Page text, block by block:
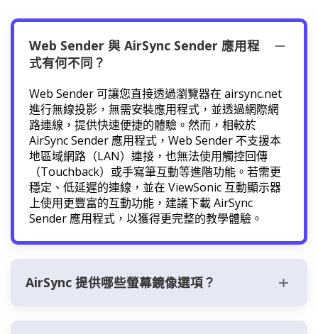
Web Sender 與 AirSync Sender 應用程
式有何不同？
Web Sender 可讓您直接透過瀏覽器在 airsync.net
進行無線投影，無需安裝應用程式，並透過網際網
路連線，提供快速便捷的體驗。然而，相較於
AirSync Sender 應用程式，Web Sender 不支援本
地區域網路（LAN）連接，也無法使用觸控回傳
（Touchback）或手寫筆互動等進階功能。若需更
穩定、低延遲的連線，並在 ViewSonic 互動顯示器
上使用更豐富的互動功能，建議下載 AirSync
Sender 應用程式，以獲得更完整的教學體驗。
AirSync 提供哪些螢幕鏡像選項？